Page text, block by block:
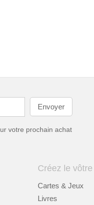
votre prochain achat
Créez le vôtre
Cartes & Jeux
Livres